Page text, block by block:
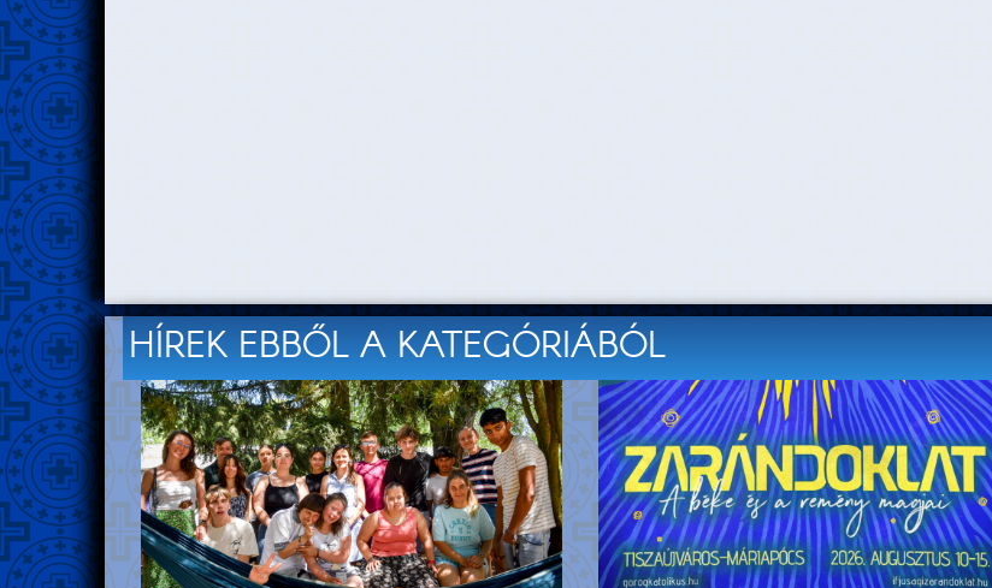
HÍREK EBBŐL A KATEGÓRIÁBÓL